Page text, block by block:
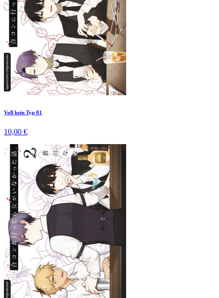
Voll kein Typ 01
10,00 €